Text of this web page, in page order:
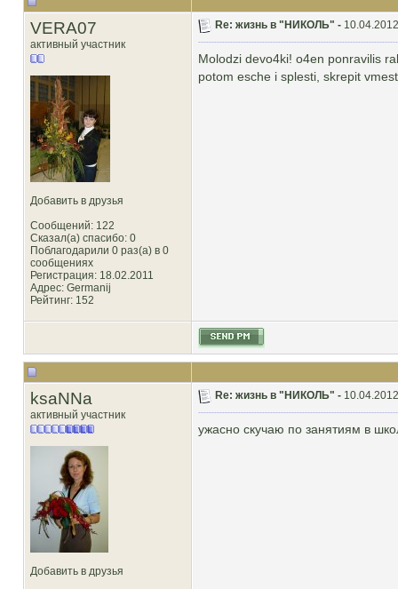
VERA07
активный участник
Добавить в друзья
Сообщений: 122
Сказал(а) спасибо: 0
Поблагодарили 0 раз(а) в 0
сообщениях
Регистрация: 18.02.2011
Адрес: Germanij
Рейтинг: 152
Re: жизнь в "НИКОЛЬ" -
Molodzi devo4ki! o4en ponravilis
potom esche i splesti, skrepit
ksaNNa
активный участник
Добавить в друзья
Re: жизнь в "НИКОЛЬ" -
ужасно скучаю по занятиям в